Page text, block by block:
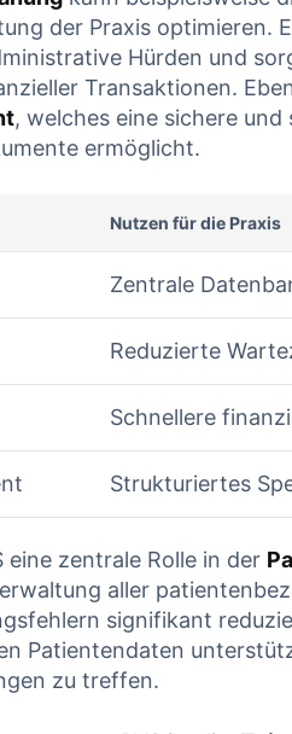
der ⁢Praxis‌ optimieren.
Hürden und
Transaktionen.
, welches‍ eine sichere
ermöglicht.
Nutzen⁢ für die Praxis
Zentrale
Reduzierte
Schnellere
Strukturiertes
‍eine zentrale Rolle ⁤in der​
aller
signifikant
Patientendaten
zu ‍treffen.